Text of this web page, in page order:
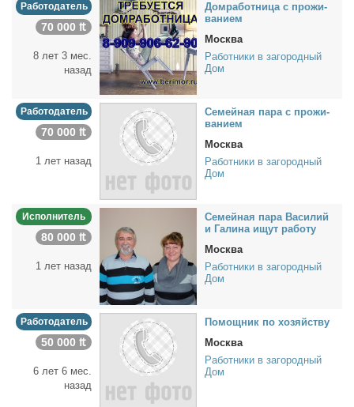
Работодатель
70 000 ₶
8 лет 3 мес.
назад
Дом­ра­бот­ни­ца с про­жи­
ва­ни­ем
Москва
Работники в загородный
Дом
Работодатель
70 000 ₶
1 лет назад
Cемей­ная па­ра с про­жи­
ва­ни­ем
Москва
Работники в загородный
Дом
Исполнитель
80 000 ₶
1 лет назад
Се­мей­ная па­ра Ва­си­лий
и Га­ли­на ищут ра­бо­ту
Москва
Работники в загородный
Дом
Работодатель
50 000 ₶
6 лет 6 мес.
назад
По­мощ­ник по хо­зяй­ству
Москва
Работники в загородный
Дом